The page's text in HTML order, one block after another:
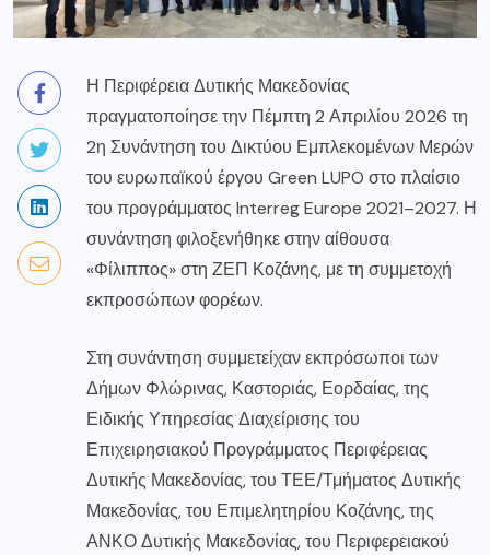
Η Περιφέρεια Δυτικής Μακεδονίας
πραγματοποίησε την Πέμπτη 2 Απριλίου 2026 τη
2η Συνάντηση του Δικτύου Εμπλεκομένων Μερών
του ευρωπαϊκού έργου Green LUPO στο πλαίσιο
του προγράμματος Interreg Europe 2021–2027. Η
συνάντηση φιλοξενήθηκε στην αίθουσα
«Φίλιππος» στη ΖΕΠ Κοζάνης, με τη συμμετοχή
εκπροσώπων φορέων.
Στη συνάντηση συμμετείχαν εκπρόσωποι των
Δήμων Φλώρινας, Καστοριάς, Εορδαίας, της
Ειδικής Υπηρεσίας Διαχείρισης του
Επιχειρησιακού Προγράμματος Περιφέρειας
Δυτικής Μακεδονίας, του ΤΕΕ/Τμήματος Δυτικής
Μακεδονίας, του Επιμελητηρίου Κοζάνης, της
ΑΝΚΟ Δυτικής Μακεδονίας, του Περιφερειακού